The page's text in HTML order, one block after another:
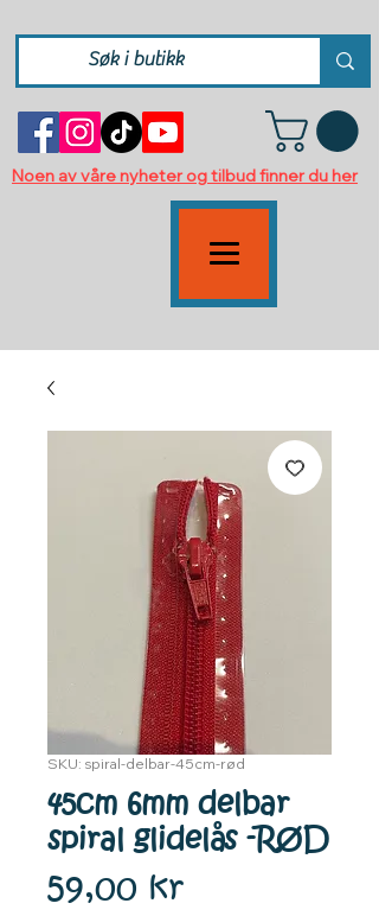
Noen av våre nyheter og tilbud finner du her
SKU: spiral-delbar-45cm-rød
45cm 6mm delbar
spiral glidelås -RØD
59,00 krPris